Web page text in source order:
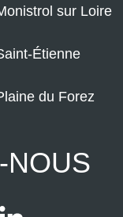
sur Loire
Étienne
du Forez
NOUS